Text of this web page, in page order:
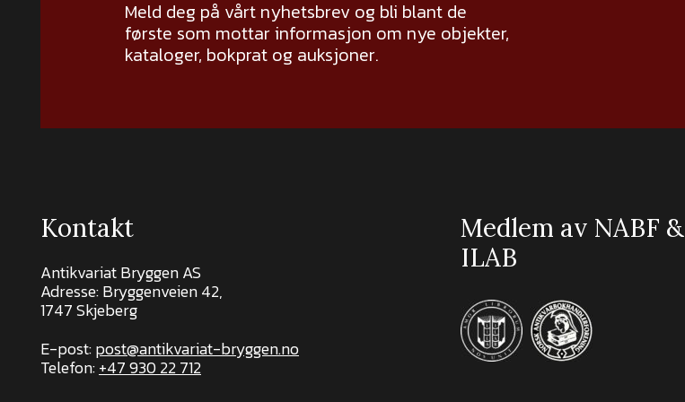
Meld deg på vårt nyhetsbrev og bli blant de
første som mottar informasjon om nye objekter,
kataloger, bokprat og auksjoner.
Kontakt
Antikvariat Bryggen AS
Adresse: Bryggenveien 42,
1747 Skjeberg
E-post:post@antikvariat-bryggen.no
Telefon:+47 930 22 712
Medlem av NABF &
ILAB